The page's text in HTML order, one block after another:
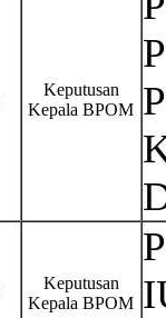
Keputusan
Kepala BPOM
Keputusan
Kepala BPOM